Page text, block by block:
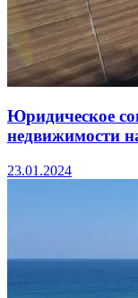
Юридическое
недвижимости
23.01.2024